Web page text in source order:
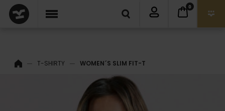
0
T-SHIRTY WOMEN´S SLIM FIT-T